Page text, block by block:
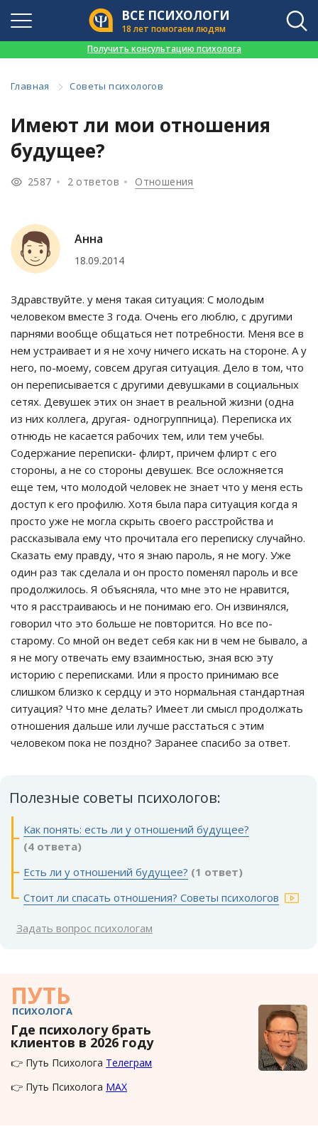
ВСЕ ПСИХОЛОГИ
18 лет помогаем людям
Получить консультацию психолога
Главная Советы психологов
Имеют ли мои отношения
будущее?
2587 2 ответов Отношения
Aнна
18.09.2014
Здравствуйте. у меня такая ситуация: С молодым
человеком вместе 3 года. Очень его люблю, с другими
парнями вообще общаться нет потребности. Меня все в
нем устраивает и я не хочу ничего искать на стороне. А у
него, по-моему, совсем другая ситуация. Дело в том, что
он переписывается с другими девушками в социальных
сетях. Девушек этих он знает в реальной жизни (одна
из них коллега, другая- одногруппница). Переписка их
отнюдь не касается рабочих тем, или тем учебы.
Содержание переписки- флирт, причем флирт с его
стороны, а не со стороны девушек. Все осложняется
еще тем, что молодой человек не знает что у меня есть
доступ к его профилю. Хотя была пара ситуация когда я
просто уже не могла скрыть своего расстройства и
рассказывала ему что прочитала его переписку случайно.
Сказать ему правду, что я знаю пароль, я не могу. Уже
один раз так сделала и он просто поменял пароль и все
продолжилось. Я объясняла, что мне это не нравится,
что я расстраиваюсь и не понимаю его. Он извинялся,
говорил что это больше не повторится. Но все по-
старому. Со мной он ведет себя как ни в чем не бывало, а
я не могу отвечать ему взаимностью, зная всю эту
историю с переписками. Или я просто принимаю все
слишком близко к сердцу и это нормальная стандартная
ситуация? Что мне делать? Имеет ли смысл продолжать
отношения дальше или лучше расстаться с этим
человеком пока не поздно? Заранее спасибо за ответ.
Полезные советы психологов:
Как понять: есть ли у отношений будущее?
(4 ответа)
Есть ли у отношений будущее? (1 ответ)
Стоит ли спасать отношения? Советы психологов
Задать вопрос психологам
ПУТЬ
ПСИХОЛОГА
Где психологу брать
клиентов в 2026 году
👉 Путь Психолога Телеграм
👉 Путь Психолога MAX